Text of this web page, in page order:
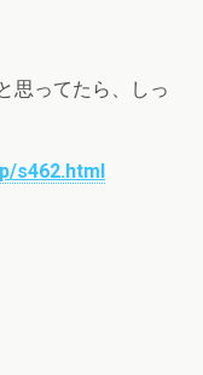
思ってたら、しっ
s462.html